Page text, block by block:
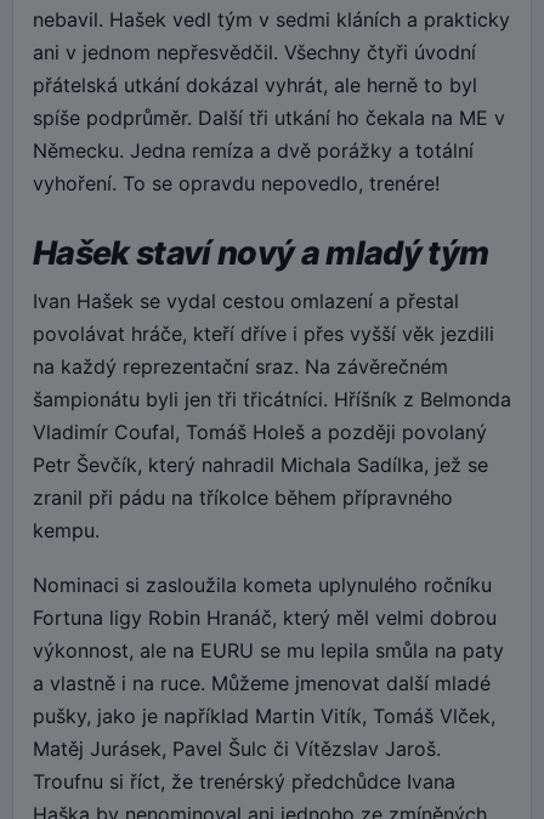
nebavil. Hašek vedl tým v sedmi kláních a prakticky
ani v jednom nepřesvědčil. Všechny čtyři úvodní
přátelská utkání dokázal vyhrát, ale herně to byl
spíše podprůměr. Další tři utkání ho čekala na ME v
Německu. Jedna remíza a dvě porážky a totální
vyhoření. To se opravdu nepovedlo, trenére!
Hašek staví nový a mladý tým
Ivan Hašek se vydal cestou omlazení a přestal
povolávat hráče, kteří dříve i přes vyšší věk jezdili
na každý reprezentační sraz. Na závěrečném
šampionátu byli jen tři třicátníci. Hříšník z Belmonda
Vladimír Coufal, Tomáš Holeš a později povolaný
Petr Ševčík, který nahradil Michala Sadílka, jež se
zranil při pádu na tříkolce během přípravného
kempu.
Nominaci si zasloužila kometa uplynulého ročníku
Fortuna ligy Robin Hranáč, který měl velmi dobrou
výkonnost, ale na EURU se mu lepila smůla na paty
a vlastně i na ruce. Můžeme jmenovat další mladé
pušky, jako je například Martin Vitík, Tomáš Vlček,
Matěj Jurásek, Pavel Šulc či Vítězslav Jaroš.
Troufnu si říct, že trenérský předchůdce Ivana
Haška by nenominoval ani jednoho ze zmíněných.